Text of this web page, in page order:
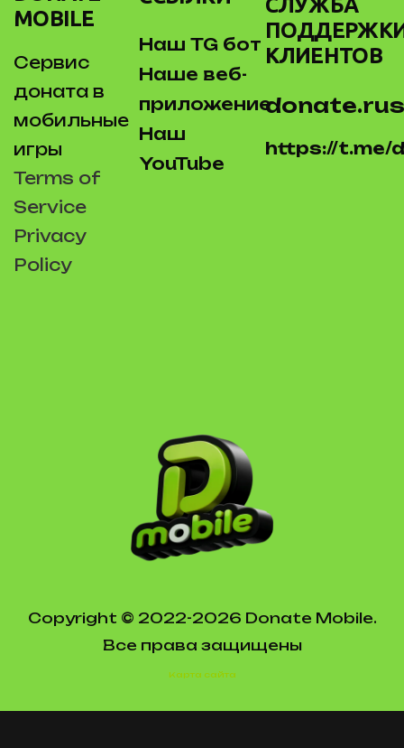
MOBILE
Сервис
доната в
мобильные
игры
Terms of
Service
Privacy
Policy
Наш TG бот
Наше веб-
приложение
Наш
YouTube
КЛИЕНТОВ
https://t.me/
Copyright © 2022-2026 Donate Mobile.
Все права защищены
Карта сайта